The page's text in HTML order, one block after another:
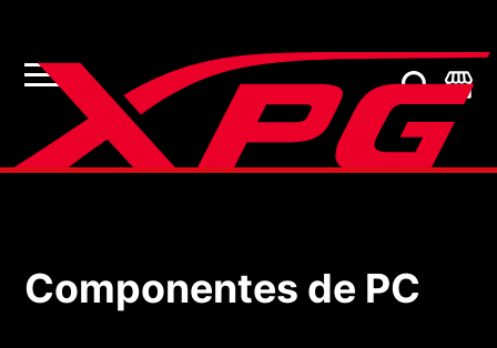
Componentes de PC
Componentes de PC